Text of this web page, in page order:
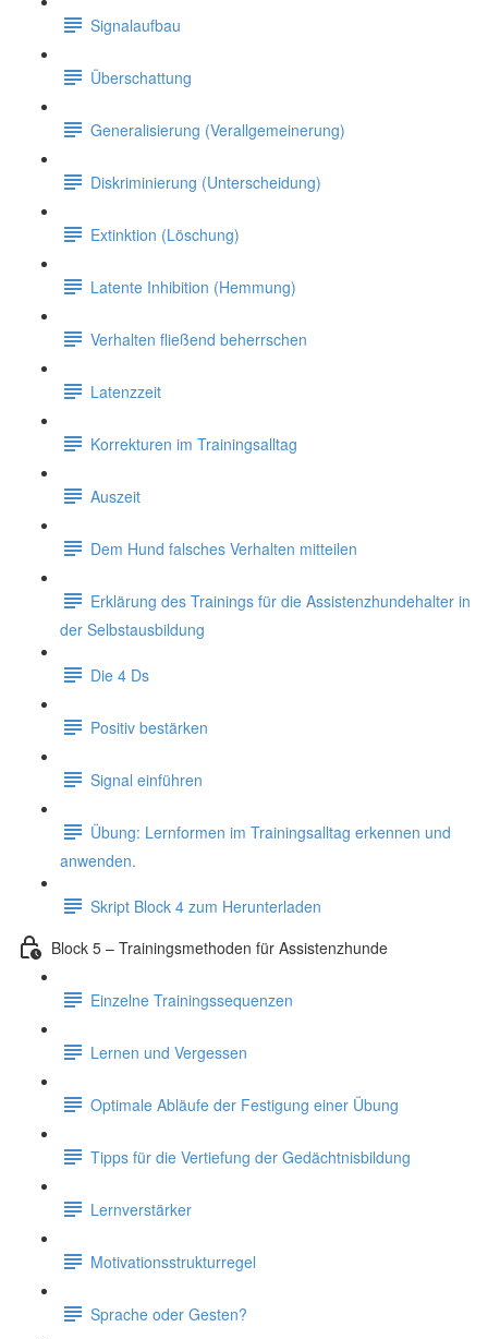
Signalaufbau
Überschattung
Generalisierung (Verallgemeinerung)
Diskriminierung (Unterscheidung)
Extinktion (Löschung)
Latente Inhibition (Hemmung)
Verhalten fließend beherrschen
Latenzzeit
Korrekturen im Trainingsalltag
Auszeit
Dem Hund falsches Verhalten mitteilen
Erklärung des Trainings für die Assistenzhundehalter in
der Selbstausbildung
Die 4 Ds
Positiv bestärken
Signal einführen
Übung: Lernformen im Trainingsalltag erkennen und
anwenden.
Skript Block 4 zum Herunterladen
Block 5 – Trainingsmethoden für Assistenzhunde
Einzelne Trainingssequenzen
Lernen und Vergessen
Optimale Abläufe der Festigung einer Übung
Tipps für die Vertiefung der Gedächtnisbildung
Lernverstärker
Motivationsstrukturregel
Sprache oder Gesten?